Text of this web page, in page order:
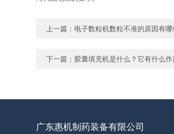
上一篇： 电子数粒机数粒不准的原因有哪
下一篇： 胶囊填充机是什么？它有什么作
广东惠机制药装备有限公司